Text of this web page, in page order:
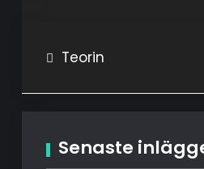
Teorin
Senaste